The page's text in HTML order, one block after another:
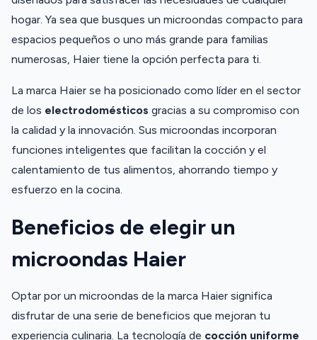
hogar. Ya sea que busques un microondas compacto para
espacios pequeños o uno más grande para familias
numerosas, Haier tiene la opción perfecta para ti.
La marca Haier se ha posicionado como líder en el sector
de los electrodomésticos gracias a su compromiso con
la calidad y la innovación. Sus microondas incorporan
funciones inteligentes que facilitan la cocción y el
calentamiento de tus alimentos, ahorrando tiempo y
esfuerzo en la cocina.
Beneficios de elegir un
microondas Haier
Optar por un microondas de la marca Haier significa
disfrutar de una serie de beneficios que mejoran tu
experiencia culinaria. La tecnología de cocción uniforme